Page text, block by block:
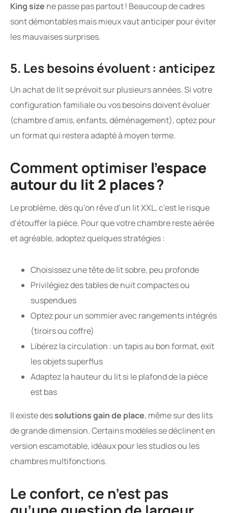
King size ne passe pas partout ! Beaucoup de cadres
sont démontables mais mieux vaut anticiper pour éviter
les mauvaises surprises.
5. Les besoins évoluent : anticipez
Un achat de lit se prévoit sur plusieurs années. Si votre
configuration familiale ou vos besoins doivent évoluer
(chambre d’amis, enfants, déménagement), optez pour
un format qui restera adapté à moyen terme.
Comment optimiser l’espace
autour du lit 2 places?
Le problème, dès qu’on rêve d’un lit XXL, c’est le risque
d’étouffer la pièce. Pour que votre chambre reste aérée
et agréable, adoptez quelques stratégies :
Choisissez une tête de lit sobre, peu profonde
Privilégiez des tables de nuit compactes ou
suspendues
Optez pour un sommier avec rangements intégrés
(tiroirs ou coffre)
Libérez la circulation : un tapis au bon format, exit
les objets superflus
Adaptez la hauteur du lit si le plafond de la pièce
est bas
Il existe dessolutions gain de place, même sur des lits
de grande dimension. Certains modèles se déclinent en
version escamotable, idéaux pour les studios ou les
chambres multifonctions.
Le confort, ce n’est pas